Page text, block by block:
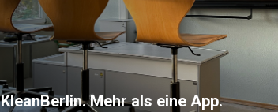
KleanBerlin. Mehr als eine App.